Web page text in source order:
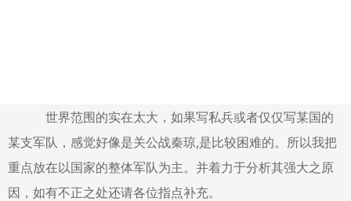
世界范围的实在太大，如果写私兵或者仅仅写某国的
某支军队，感觉好像是关公战秦琼,是比较困难的。所以我把
重点放在以国家的整体军队为主。并着力于分析其强大之原
因，如有不正之处还请各位指点补充。